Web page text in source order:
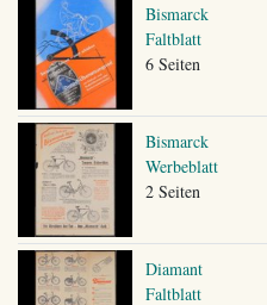
Bismarck
Faltblatt
6 Seiten
Bismarck
Werbeblatt
2 Seiten
Diamant
Faltblatt